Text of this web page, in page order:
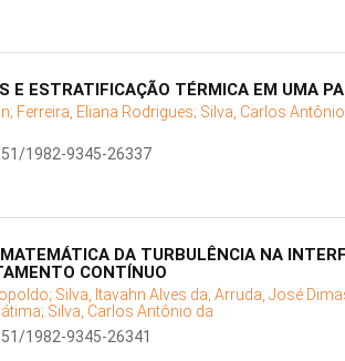
E ESTRATIFICAÇÃO TÉRMICA EM UMA
Ferreira, Eliana Rodrigues; Silva, Carlos
1982-9345-26337
DA TURBULÊNCIA NA
CONTÍNUO
Silva, Itavahn Alves da; Arruda, José
Silva, Carlos Antônio da
1982-9345-26341